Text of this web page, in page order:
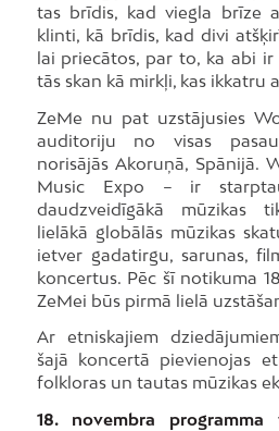
tas brīdis, kad viegla brīze
klinti, kā brīdis, kad divi
lai priecātos, par to, ka abi ir
tās skan kā mirkļi, kas ikkatru
ZeMe nu pat uzstājusies
auditoriju no visas
norisājās Akoruņā, Spānijā.
Music Expo – ir
daudzveidīgākā mūzikas
lielākā globālās mūzikas
ietver gadatirgu, sarunas,
koncertus. Pēc šī notikuma
ZeMei būs pirmā lielā
Ar etniskajiem
šajā koncertā pievienojas
folkloras un tautas mūzikas
18. novembra